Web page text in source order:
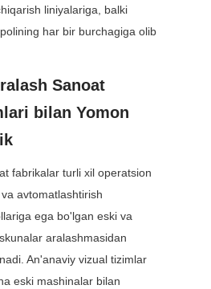
liniyalariga, balki
har bir burchagiga olib
Sanoat
bilan Yomon
fabrikalar turli xil operatsion
avtomatlashtirish
ega bo'lgan eski va
aralashmasidan
An'anaviy vizual tizimlar
eski mashinalar bilan